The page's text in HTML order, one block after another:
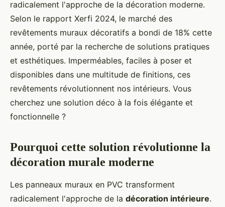
panneaux muraux en pvc
modernes
Maria•14 février 2026 •7 min de lecture
radicalement l'approche de la décoration moderne.
Selon le rapport Xerfi 2024, le marché des
revêtements muraux décoratifs a bondi de 18% cette
année, porté par la recherche de solutions pratiques
et esthétiques. Imperméables, faciles à poser et
disponibles dans une multitude de finitions, ces
revêtements révolutionnent nos intérieurs. Vous
cherchez une solution déco à la fois élégante et
fonctionnelle ?
Pourquoi cette solution révolutionne la
décoration murale moderne
Les panneaux muraux en PVC transforment
radicalement l'approche de la décoration intérieure.